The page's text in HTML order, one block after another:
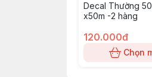
Decal Thường
x50m -2 hàng
120.000đ
Chọn